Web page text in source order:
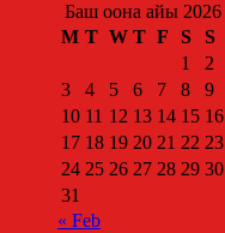
Баш оона айы 2026
M T W T F S
S
1
2
3
4 5 6 7 8
9
10 11 12 13 14 15 16
17 18 19 20 21 22 23
24 25 26 27 28 29 30
31
« Feb